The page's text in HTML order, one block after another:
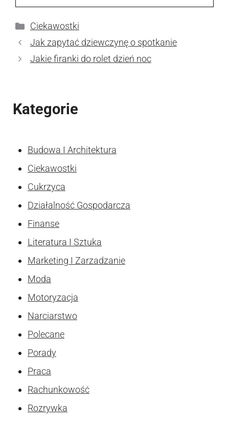
Kategorie
Ciekawostki
Jak zapytać dziewczynę o spotkanie
Jakie firanki do rolet dzień noc
Kategorie
Budowa I Architektura
Ciekawostki
Cukrzyca
Działalność Gospodarcza
Finanse
Literatura I Sztuka
Marketing I Zarzadzanie
Moda
Motoryzacja
Narciarstwo
Polecane
Porady
Praca
Rachunkowość
Rozrywka